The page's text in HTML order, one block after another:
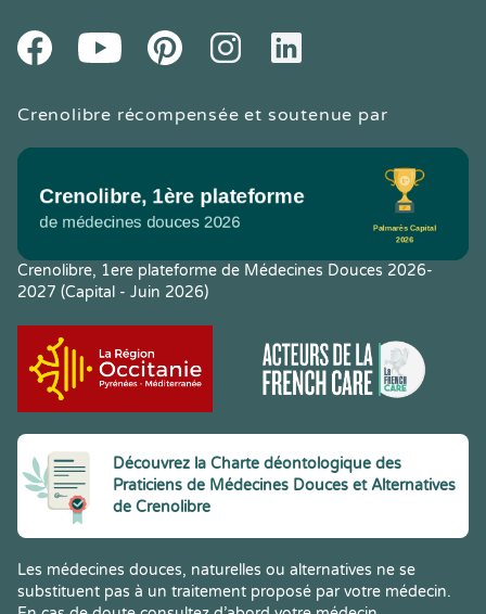
FacebookYoutube PinteresetInstagramLinkedIn
Crenolibre récompensée et soutenue par
Crenolibre, 1ere plateforme de Médecines Douces 2026-
2027 (Capital - Juin 2026)
Découvrez la Charte déontologique des
Praticiens de Médecines Douces et Alternatives
de Crenolibre
Les médecines douces, naturelles ou alternatives ne se
substituent pas à un traitement proposé par votre médecin.